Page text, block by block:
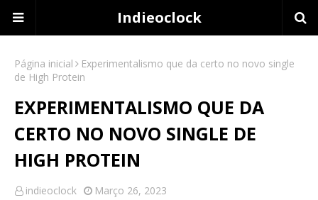
Indieoclock
Página inicial
Experimentalismo que da certo no novo single
de High Protein
EXPERIMENTALISMO QUE DA
CERTO NO NOVO SINGLE DE
HIGH PROTEIN
indieoclock Março 26, 2023